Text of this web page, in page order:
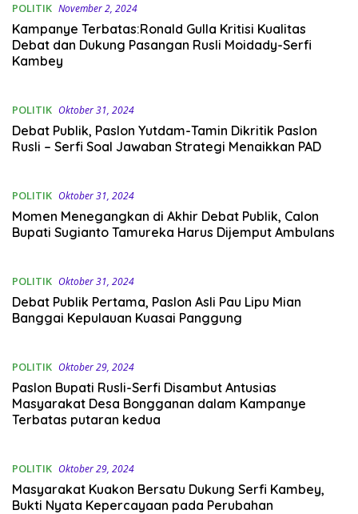
POLITIK November 2, 2024
Kampanye Terbatas:Ronald Gulla Kritisi Kualitas
Debat dan Dukung Pasangan Rusli Moidady-Serfi
Kambey
POLITIK Oktober 31, 2024
Debat Publik, Paslon Yutdam-Tamin Dikritik Paslon
Rusli – Serfi Soal Jawaban Strategi Menaikkan PAD
POLITIK Oktober 31, 2024
Momen Menegangkan di Akhir Debat Publik, Calon
Bupati Sugianto Tamureka Harus Dijemput Ambulans
POLITIK Oktober 31, 2024
Debat Publik Pertama, Paslon Asli Pau Lipu Mian
Banggai Kepulauan Kuasai Panggung
POLITIK Oktober 29, 2024
Paslon Bupati Rusli-Serfi Disambut Antusias
Masyarakat Desa Bongganan dalam Kampanye
Terbatas putaran kedua
POLITIK Oktober 29, 2024
Masyarakat Kuakon Bersatu Dukung Serfi Kambey,
Bukti Nyata Kepercayaan pada Perubahan